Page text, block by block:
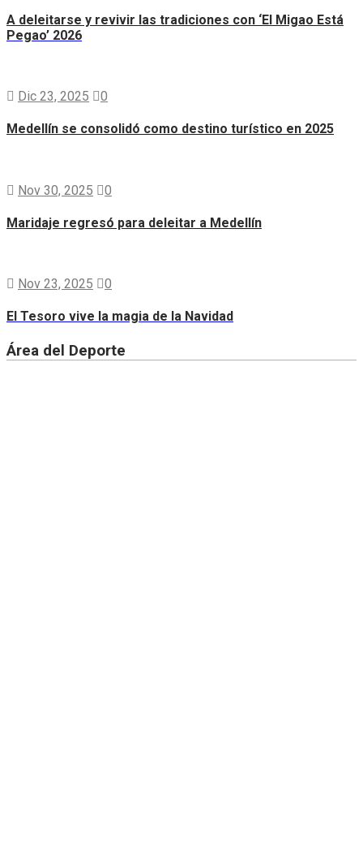
A deleitarse y revivir las tradiciones con ‘El Migao Está
Pegao’ 2026
Dic 23, 2025 0
Medellín se consolidó como destino turístico en 2025
Nov 30, 2025 0
Maridaje regresó para deleitar a Medellín
Nov 23, 2025 0
El Tesoro vive la magia de la Navidad
Área del Deporte